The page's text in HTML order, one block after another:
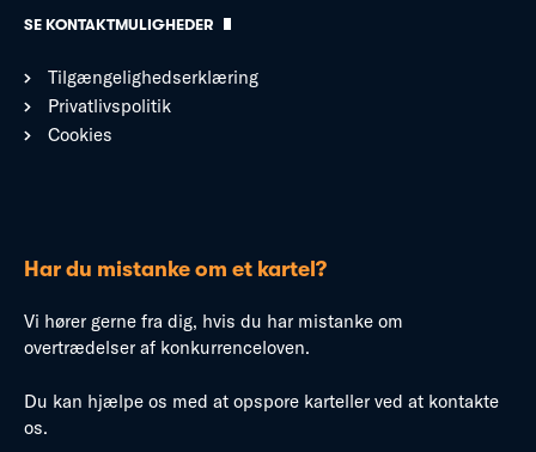
SE KONTAKTMULIGHEDER
Tilgængelighedserklæring
Privatlivspolitik
Cookies
Har du mistanke om et kartel?
Vi hører gerne fra dig, hvis du har mistanke om
overtrædelser af konkurrenceloven.
Du kan hjælpe os med at opspore karteller ved at kontakte
os.